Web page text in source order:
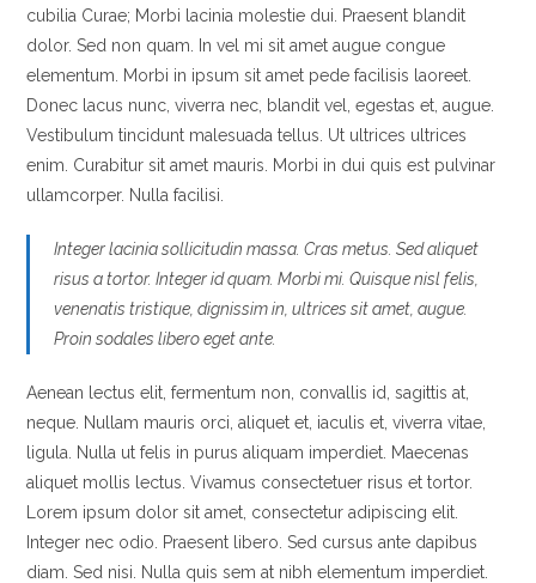
cubilia Curae; Morbi lacinia molestie dui. Praesent blandit
dolor. Sed non quam. In vel mi sit amet augue congue
elementum. Morbi in ipsum sit amet pede facilisis laoreet.
Donec lacus nunc, viverra nec, blandit vel, egestas et, augue.
Vestibulum tincidunt malesuada tellus. Ut ultrices ultrices
enim. Curabitur sit amet mauris. Morbi in dui quis est pulvinar
ullamcorper. Nulla facilisi.
Integer lacinia sollicitudin massa. Cras metus. Sed aliquet
risus a tortor. Integer id quam. Morbi mi. Quisque nisl felis,
venenatis tristique, dignissim in, ultrices sit amet, augue.
Proin sodales libero eget ante.
Aenean lectus elit, fermentum non, convallis id, sagittis at,
neque. Nullam mauris orci, aliquet et, iaculis et, viverra vitae,
ligula. Nulla ut felis in purus aliquam imperdiet. Maecenas
aliquet mollis lectus. Vivamus consectetuer risus et tortor.
Lorem ipsum dolor sit amet, consectetur adipiscing elit.
Integer nec odio. Praesent libero. Sed cursus ante dapibus
diam. Sed nisi. Nulla quis sem at nibh elementum imperdiet.